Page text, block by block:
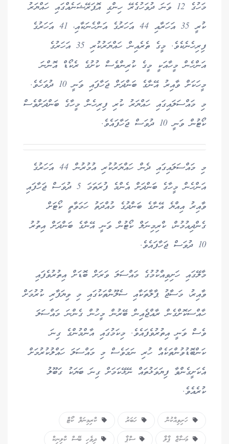
މަހުގެ 12 ވަނަ ދުވަހުގެރޭ ހިންގި އޮޕަރޭޝަނެއްގައި ހައްޔަރު
ކުރީ 35 އަހަރާއި 44 އަހަރުގެ އަންހެނަކާއި، 41 އަހަރުގެ
ފިރިހެނެކެވެ. މީގެ ތެރެއިން ހައްޔަރުކުރި 35 އަހަރުގެ
އަންހެން މީހާއަކީ މީގެ ކުރިންވެސް ކުށުގެ ރެކޯޑް އޮންނަ
މީހަކަށް ވާއިރު އޭނާގެ ބަންދަށް ޖަހާފައި ވަނީ 10 ދުވަހެވެ.
މި މައްސަލައިގައި ހައްޔަރު ކުރި ފިރިހެން މީހާގެ ބަންދަށްވެސް
ކޯޓުން ވަނީ 10 ދުވަސް ޖަހާފައެވެ.
މި މައްސަލައިގައި ދެން ހައްޔަރުކުރި އުމުރުން 44 އަހަރުގެ
އަންހެން މީހާގެ ބަންދަށް އެންމެ ފުރަތަމަ 5 ދުވަސް ޖަހާފައި
ވާއިރު އިއްޔެ އޭނާގެ ބަންދުގެ މުއްދަތު ހަމަވާތީ ކޯޓަށް
ގެންދިއުމުން، ކްރިމިނަލް ކޯޓުން ވަނީ އޭނާގެ ބަންދަށް އިތުރު
10 ދުވަސް ޖަހާފައެވެ.
މާލޭގައި ހަށިވިއްކުމުގެ މައްސަލަ ވަރަށް ބޮޑަށް އިތުރުވެފައި
ވާއިރު، މަސާޖު ޕާލާތަކާއި ސެލޫންތަކުގައި މި ވިޔަފާރި ކުރުމަށް
ހާއްސަކޮށްގެން ރާއްޖެއިން ބޭރުން މީހުން ގެންނަ މައްސަލަ
ވެސް ވަނީ އިތުރުވެފައެވެ. މިކަމުގައި އާންމުންގެ ގިނަ
ކަންބޮޑުވުންތަކެއް ހުރި ނަމަވެސް މި މައްސަލަ ހައްލުކުރުމަށް
އެކަށީގެންވާ ފިޔަވަޅުތައް ނޭޅޭކަމަށް ގިނަ ބަޔަކު ގަބޫލު
ކުރެއެވެ.
ހަށިވިއްކުން ހަބަރު
ކްރިމިނަލް ކޯޓް
މަސާޖް ޕާލާ
ސްޕާ ދިވެހި ބޭސް ކްލިނިކް